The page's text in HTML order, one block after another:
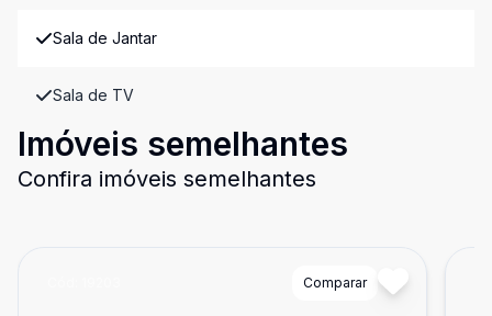
Sala de Jantar
Sala de TV
Imóveis semelhantes
Confira imóveis semelhantes
Comparar